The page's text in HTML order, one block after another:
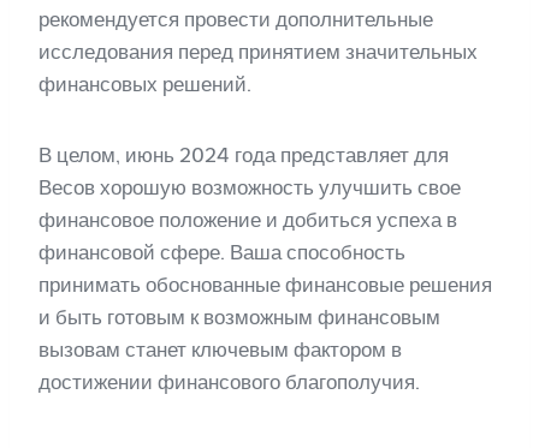
рекомендуется провести дополнительные
исследования перед принятием значительных
финансовых решений.
В целом, июнь 2024 года представляет для
Весов хорошую возможность улучшить свое
финансовое положение и добиться успеха в
финансовой сфере. Ваша способность
принимать обоснованные финансовые решения
и быть готовым к возможным финансовым
вызовам станет ключевым фактором в
достижении финансового благополучия.